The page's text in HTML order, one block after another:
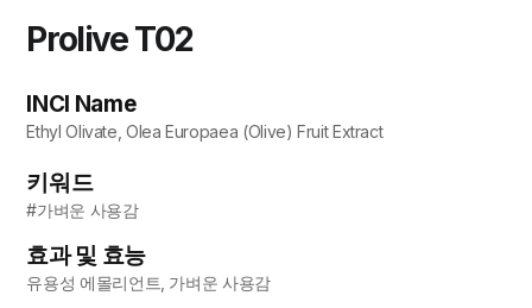
Prolive T02
INCI Name
Ethyl Olivate, Olea Europaea (Olive) Fruit Extract
키워드
#가벼운 사용감
효과 및 효능
유용성 에몰리언트, 가벼운 사용감